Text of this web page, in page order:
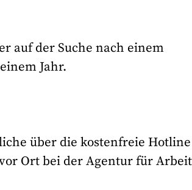
auf der Suche nach einem
Jahr.
über die kostenfreie Hotline
vor Ort bei der Agentur für Arbeit